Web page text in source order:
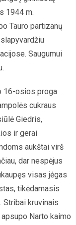
1944 m.
Tauro partizanų
Saugumui
16-osios proga
cukraus
Giedris,
ir gerai
aukštai virš
dar nespėjus
visas jėgas
tikėdamasis
kruvinais
Narto kaimo